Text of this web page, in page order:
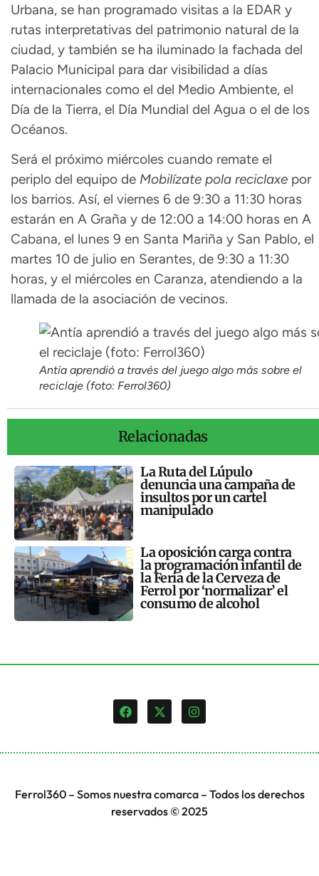
Urbana, se han programado visitas a la EDAR y
rutas interpretativas del patrimonio natural de la
ciudad, y también se ha iluminado la fachada del
Palacio Municipal para dar visibilidad a días
internacionales como el del Medio Ambiente, el
Día de la Tierra, el Día Mundial del Agua o el de los
Océanos.
Será el próximo miércoles cuando remate el
periplo del equipo de Mobilízate pola reciclaxe por
los barrios. Así, el viernes 6 de 9:30 a 11:30 horas
estarán en A Graña y de 12:00 a 14:00 horas en A
Cabana, el lunes 9 en Santa Mariña y San Pablo, el
martes 10 de julio en Serantes, de 9:30 a 11:30
horas, y el miércoles en Caranza, atendiendo a la
llamada de la asociación de vecinos.
Antía aprendió a través del juego algo más sobre el
reciclaje (foto: Ferrol360)
Relacionadas
La Ruta del Lúpulo
denuncia una campaña de
insultos por un cartel
manipulado
La oposición carga contra
la programación infantil de
la Feria de la Cerveza de
Ferrol por ‘normalizar’ el
consumo de alcohol
Ferrol360 – Somos nuestra comarca – Todos los derechos
reservados © 2025